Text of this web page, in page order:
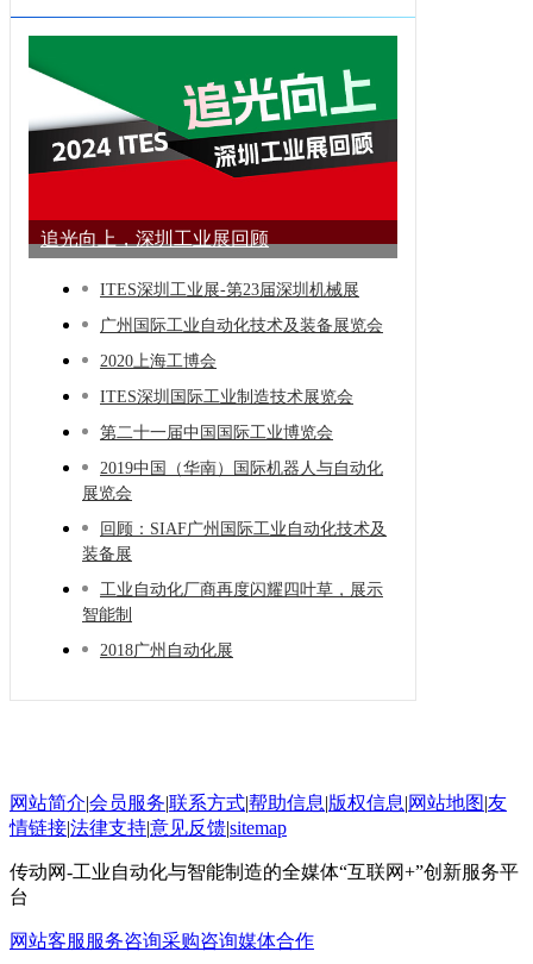
追光向上，深圳工业展回顾
ITES深圳工业展-第23届深圳机械展
广州国际工业自动化技术及装备展览会
2020上海工博会
ITES深圳国际工业制造技术展览会
第二十一届中国国际工业博览会
2019中国（华南）国际机器人与自动化
展览会
回顾：SIAF广州国际工业自动化技术及
装备展
工业自动化厂商再度闪耀四叶草，展示
智能制
2018广州自动化展
网站简介|会员服务|联系方式|帮助信息|版权信息|网站地图|友
情链接|法律支持|意见反馈|sitemap
传动网-工业自动化与智能制造的全媒体“互联网+”创新服务平
台
网站客服 服务咨询采购咨询媒体合作